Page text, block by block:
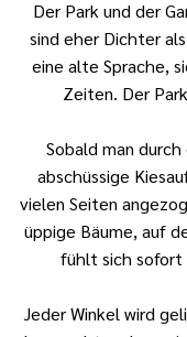
Der Park und der
sind eher Dichter
eine alte Sprache,
Zeiten. Der
Sobald man
abschüssige
vielen Seiten
üppige Bäume, auf
fühlt sich sofort
Jeder Winkel wird